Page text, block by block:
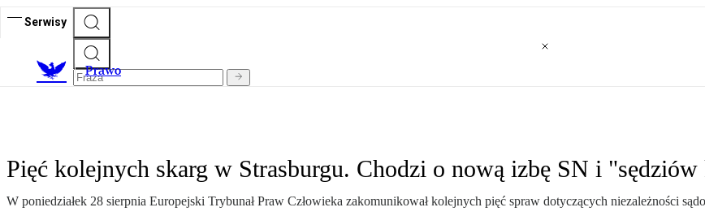
Serwisy
Prawo
Pięć kolejnych skarg w Strasburgu. Chodzi o nową izbę SN i "sędziów
W poniedziałek 28 sierpnia Europejski Trybunał Praw Człowieka zakomunikował kolejnych pięć spraw dotyczących niezależności